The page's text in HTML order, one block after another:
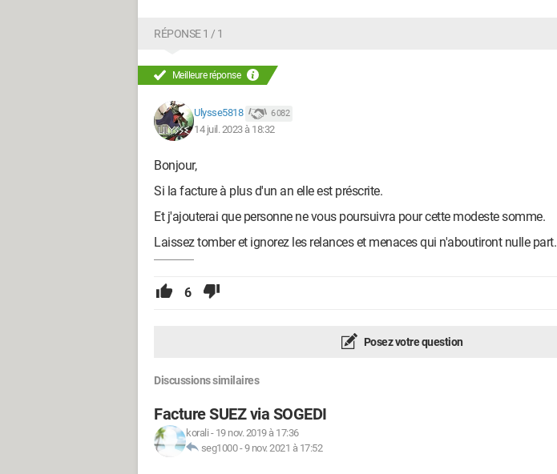
RÉPONSE 1 / 1
Meilleure réponse
Ulysse5818 6 082
14 juil. 2023 à 18:32
Bonjour,
Si la facture à plus d'un an elle est préscrite.
Et j'ajouterai que personne ne vous poursuivra pour cette modeste somme.
Laissez tomber et ignorez les relances et menaces qui n'aboutiront nulle part.
6
Posez votre question
Discussions similaires
Facture SUEZ via SOGEDI
korali - 19 nov. 2019 à 17:36
seg1000-9 nov. 2021 à 17:52